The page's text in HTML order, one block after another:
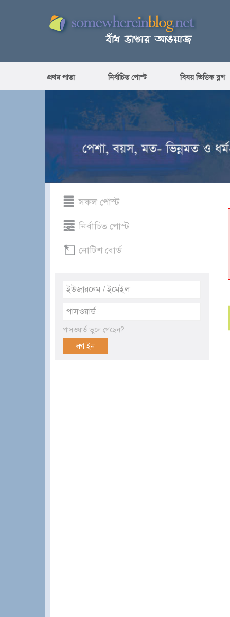
প্রথম পাতা নির্বাচিত পোস্ট বিষয় ভিত্তিক ব্লগ
সকল পোস্ট
নির্বাচিত পোস্ট
নোটিশ বোর্ড
পাসওয়ার্ড ভুলে গেছেন?